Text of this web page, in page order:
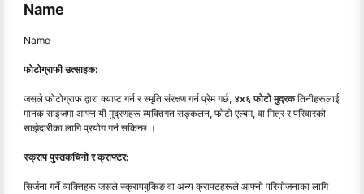
Name
Name
फोटोग्राफी उत्साहक:
जसले फोटोग्राफ द्वारा क्याप्ट गर्न र स्मृति संरक्षण गर्न प्रेम गर्छ, ४x६ फोटो मुद्रकतिनीहरूलाई
मानक साइजमा आफ्न यी मुद्रणहरू व्यक्तिगत सङ्कलन, फोटो एल्बम, वा मित्र र परिवारको
साझेदारीका लागि प्रयोग गर्न सकिन्छ ।
स्क्राप पुस्तकचिनो र क्राफ्टर:
सिर्जना गर्ने व्यक्तिहरू जसले स्क्रापबुकिङ वा अन्य क्राफ्टहरूले आफ्नो परियोजनाका लागि